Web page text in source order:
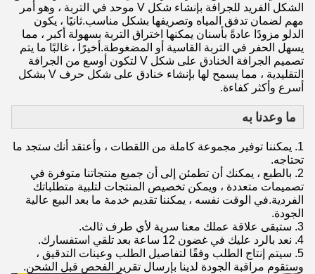
الشكل الفريد للجرافة بإنشاء شكل V موحد في التربة ، وهو أمر
مهم لضمان تدفق المياه وتصريفها بشكل مناسب.ثانيًا ، يكون
الدلو مزودًا عادةً بأسنان يمكنها اختراق التربة بسهولة أكبر ، مما
يسهل الحفر في التربة القاسية أو المضغوطة.أخيرًا ، غالبًا ما يتم
تصميم الجرافة الخنادق على شكل V لتكون أوسع من الجرافة
التقليدية ، مما يسمح لها بإنشاء خنادق على شكل حرف V بشكل
أسرع وأكثر كفاءة.
ما وعدنا به
1. يمكننا توفير مجموعة كاملة من اللقطات ، وأعتقد أنك ستجد ما
تحتاجه.
2. بالطبع ، يمكنك أن تطمئن إلى أن جميع منتجاتنا متوفرة في
تصميمات متعددة ، ويمكن تخصيص المنتجات لتلبية متطلباتك
الفردية.في الوقت نفسه ، يمكننا تقديم خدمة ما بعد البيع عالية
الجودة.
3. ستبقى علاقة عملك معنا سرية لأي طرف ثالث.
4. نعد بالرد عليك في غضون 12 ساعة بعد تلقي استفسارك.
5. سيتم إنتاج الطلب وفقًا لتفاصيل الطلب وعينات التدقيق ،
وستقوم مراقبة الجودة لدينا بإرسال تقرير الفحص قبل الشحن.